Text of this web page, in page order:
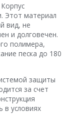
Этот материал
вид, не
и долговечен.
полимера,
песка до 180
защиты
за счет
в условиях